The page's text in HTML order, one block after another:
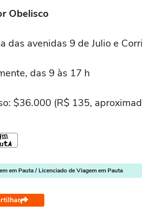
Obelisco
das avenidas 9 de Julio e
das 9 às 17 h
$36.000 (R$ 135,
em Pauta / Licenciado de Viagem em Pauta